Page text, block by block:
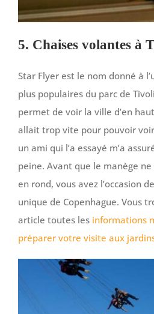
5. Chaises volantes à
Star Flyer est le nom donné à
plus populaires du parc de
permet de voir la ville d’en
allait trop vite pour pouvoir
un ami qui l’a essayé m’a
peine. Avant que le manège
en rond, vous avez l’occasion
unique de Copenhague. Vous
article toutes les informations
préparer votre visite aux